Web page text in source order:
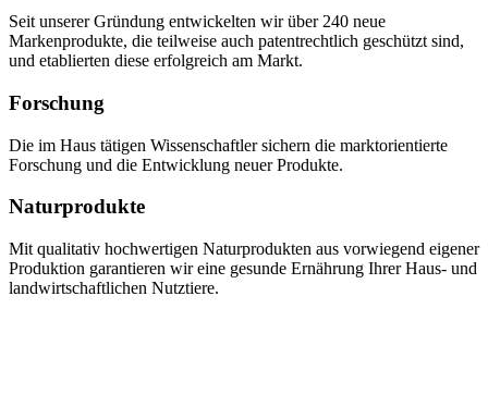
Seit unserer Gründung entwickelten wir über 240 neue
Markenprodukte, die teilweise auch patentrechtlich geschützt sind,
und etablierten diese erfolgreich am Markt.
Forschung
Die im Haus tätigen Wissenschaftler sichern die marktorientierte
Forschung und die Entwicklung neuer Produkte.
Naturprodukte
Mit qualitativ hochwertigen Naturprodukten aus vorwiegend eigener
Produktion garantieren wir eine gesunde Ernährung Ihrer Haus- und
landwirtschaftlichen Nutztiere.